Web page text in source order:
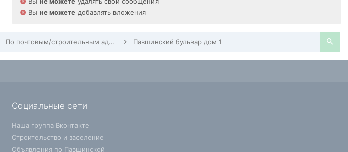
Вы не можетедобавлять вложения
По почтовым/строительным адресам Павшинской Поймы Павшинский бульвар дом 1
Социальные сети
Наша группа Вконтакте
Строительство и заселение
Объявления по Павшинской